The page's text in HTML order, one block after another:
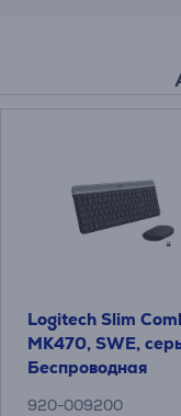
Logitech Slim
MK470, SWE,
Беспроводная
920-009200